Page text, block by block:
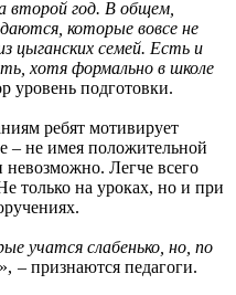
второй год. В общем,
которые вовсе не
цыганских семей. Есть и
хотя формально в школе
уровень подготовки.
ребят мотивирует
– не имея положительной
невозможно. Легче всего
только на уроках, но и при
учатся слабенько, но, по
», – признаются педагоги.